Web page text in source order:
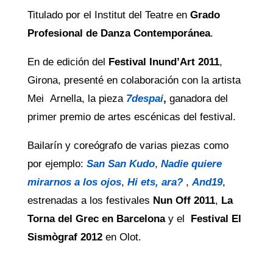
Titulado por el Institut del Teatre en Grado
Profesional de Danza Contemporánea.
En de edición del Festival Inund’Art 2011,
Girona, presenté en colaboración con la artista
Mei Arnella, la pieza 7despai, ganadora del
primer premio de artes escénicas del festival.
Bailarín y coreógrafo de varias piezas como
por ejemplo: San San Kudo, Nadie quiere
mirarnos a los ojos, Hi ets, ara? , And19,
estrenadas a los festivales Nun Off 2011, La
Torna del Grec en Barcelona y el Festival El
Sismògraf 2012 en Olot.